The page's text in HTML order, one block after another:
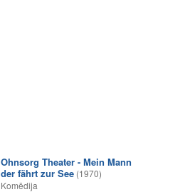
Ohnsorg Theater - Mein Mann
der fährt zur See (1970)
Komēdija